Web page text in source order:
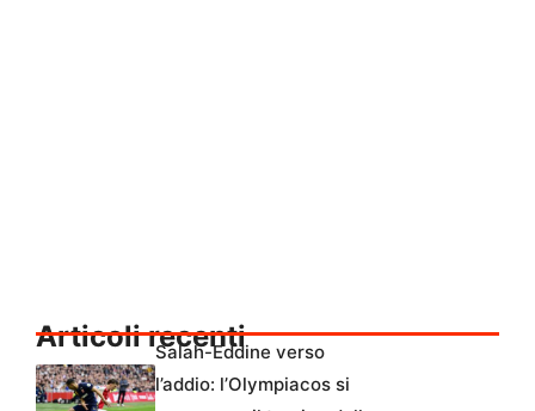
Articoli recenti
Salah-Eddine verso
l’addio: l’Olympiacos si